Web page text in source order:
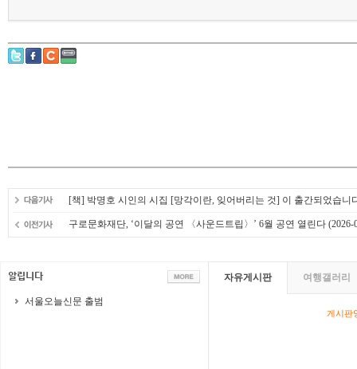
[책] 박명호 시인의 시집 [망각이란, 잊어버리는 것] 이 출간되었습니
구로문화재단, ‘이달의 공연 〈사운드트립〉’ 6월 공연 열린다 (2026-
서울오늘신문 출범
자유게시판 여행갤러리
게시판